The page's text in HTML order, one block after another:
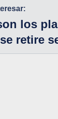
los
retire